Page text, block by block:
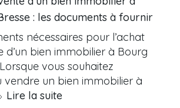
: les documents à fournir
nécessaires pour l’achat
d’un bien immobilier à Bourg
vous souhaitez
vendre un bien immobilier à
Lire la suite